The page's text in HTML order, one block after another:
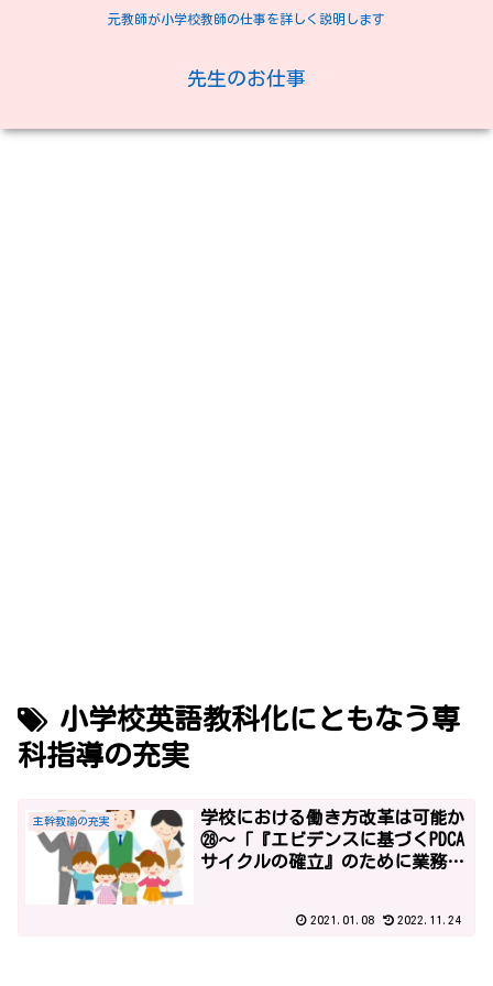
元教師が小学校教師の仕事を詳しく説明します
先生のお仕事
小学校英語教科化にともなう専
科指導の充実
主幹教諭の充実
学校における働き方改革は可能か
㉘～「『エビデンスに基づくPDCA
サイクルの確立』のために業務が
2021.01.08 2022.11.24